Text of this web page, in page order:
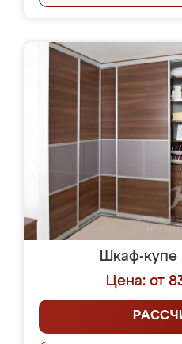
Шкаф-купе
Цена: от